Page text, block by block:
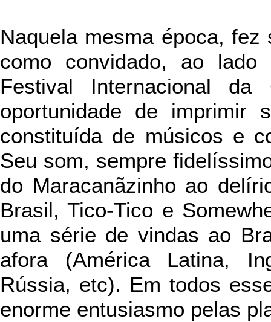
Naquela mesma época,
como convidado, ao
Festival Internacional
oportunidade de imprimir
constituída de músicos e
Seu som, sempre
do Maracanãzinho ao
Brasil, Tico-Tico e
uma série de vindas ao
afora (América Latina,
Rússia, etc). Em todos
enorme entusiasmo pelas